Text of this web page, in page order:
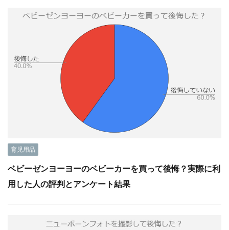
育児用品
ベビーゼンヨーヨーのベビーカーを買って後悔？実際に利
用した人の評判とアンケート結果